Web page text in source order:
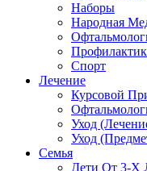
Наборы
Народная
Спорт
Лечение
Курсовой
Уход
Уход
Семья
Дети От 3-Х